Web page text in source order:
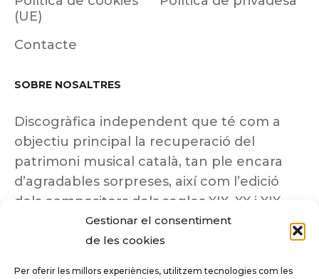
Gestionar el consentiment
de les cookies
Per oferir les millors experiències, utilitzem tecnologies com les
(UE)
Contacte
SOBRE NOSALTRES
Discogràfica independent que té com a
objectiu principal la recuperació del
patrimoni musical català, tan ple encara
d’agradables sorpreses, així com l’edició
dels compositors dels segles XIX, XX i XIX
insuficientment coneguts.